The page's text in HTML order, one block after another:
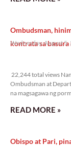
Ombudsman,
kontrata sa basura
Wednesday, August
22,244 total views
Ombudsman at
na magsagawa ng
READ MORE »
Obispo at Pari,